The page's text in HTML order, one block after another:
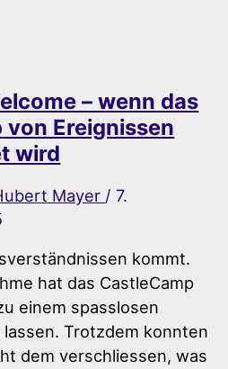
– wenn das
von Ereignissen
wird
Mayer /7.
kommt.
hat das CastleCamp
einem spasslosen
Trotzdem konnten
dem verschliessen, was